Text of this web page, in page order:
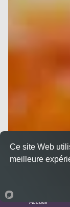
Accueil
Ce site Web
meilleure